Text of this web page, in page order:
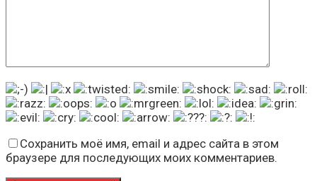
Сохранить моё имя, email и адрес сайта в этом
браузере для последующих моих комментариев.